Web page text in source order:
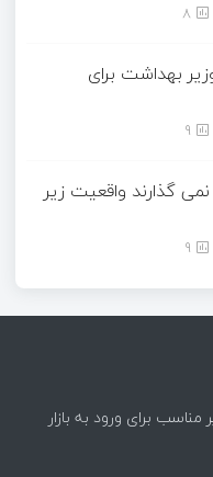
8
بهداشت برای
9
نمی گذارند واقعیت زیر
9
برای ورود به بازار